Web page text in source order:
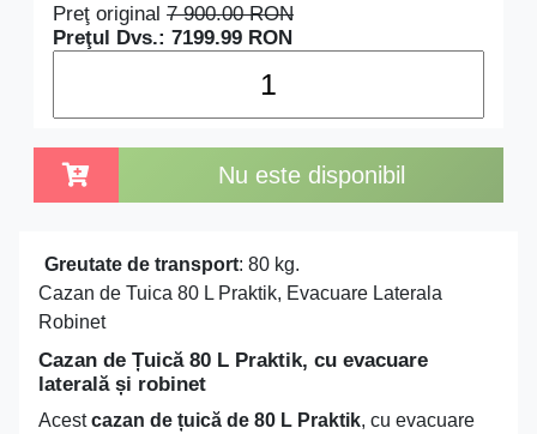
Preţ original 7 900.00RON
Preţul Dvs.: 7199.99 RON
Nu este disponibil
Greutate de transport: 80 kg.
Cazan de Tuica 80 L Praktik, Evacuare Laterala
Robinet
Cazan de Țuică 80 L Praktik, cu evacuare
laterală și robinet
Acestcazan de țuică de 80 L Praktik, cu evacuare